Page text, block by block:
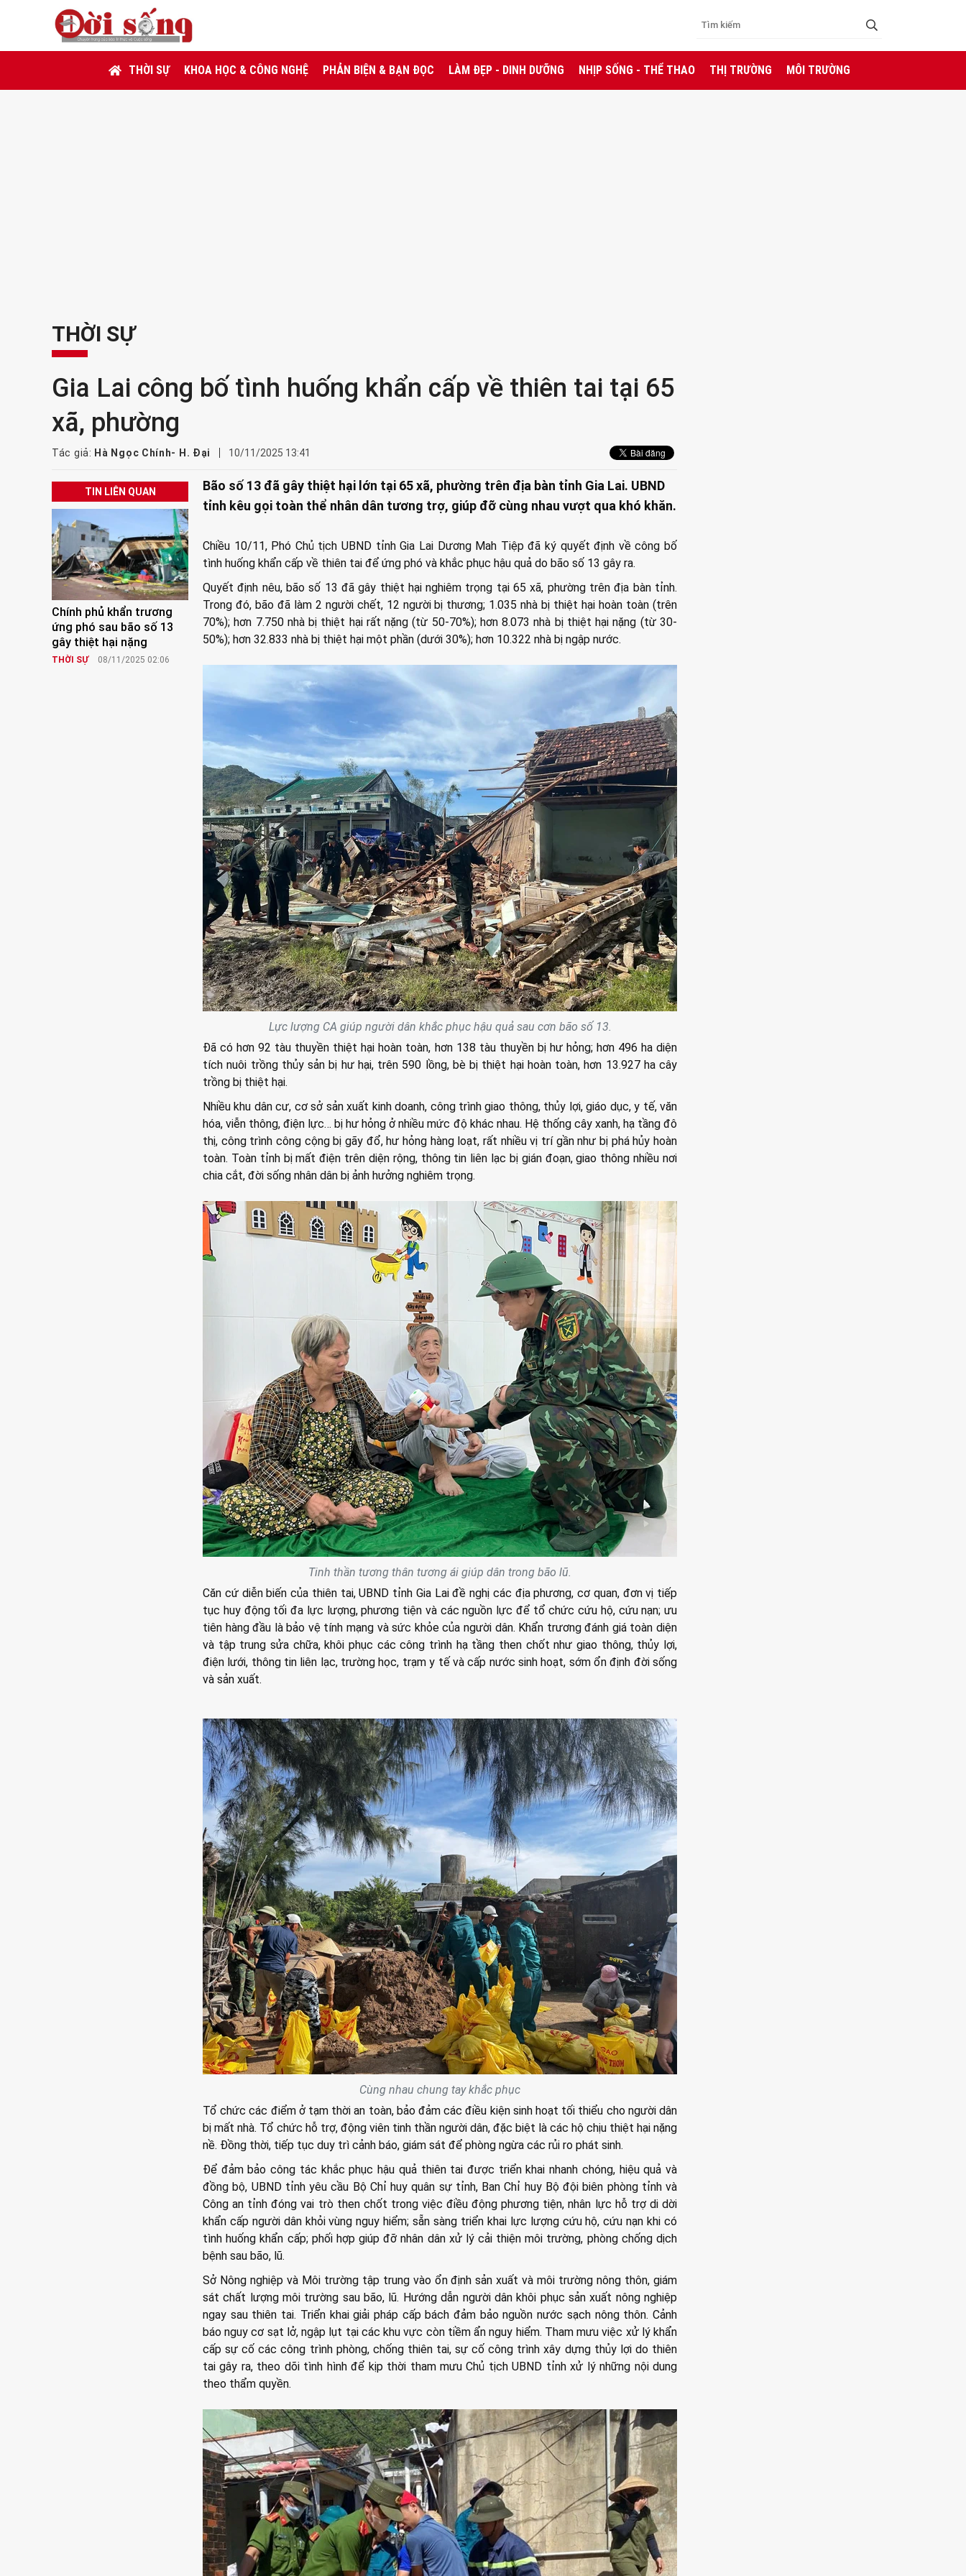
THỜI SỰ KHOA HỌC & CÔNG NGHỆ PHẢN BIỆN & BẠN ĐỌC LÀM ĐẸP - DINH DƯỠNG NHỊP SỐNG - THỂ THAO THỊ TRƯỜNG MÔI TRƯỜNG
THỜI SỰ
Gia Lai công bố tình huống khẩn cấp về thiên tai tại 65
xã, phường
Tác giả: Hà Ngọc Chính- H. Đại 10/11/2025 13:41
TIN LIÊN QUAN
Chính phủ khẩn trương
ứng phó sau bão số 13
gây thiệt hại nặng
THỜI SỰ 08/11/2025 02:06
Bão số 13 đã gây thiệt hại lớn tại 65 xã, phường trên địa bàn tỉnh Gia Lai. UBND
tỉnh kêu gọi toàn thể nhân dân tương trợ, giúp đỡ cùng nhau vượt qua khó khăn.
Chiều 10/11, Phó Chủ tịch UBND tỉnh Gia Lai Dương Mah Tiệp đã ký quyết định về công bố
tình huống khẩn cấp về thiên tai để ứng phó và khắc phục hậu quả do bão số 13 gây ra.
Quyết định nêu, bão số 13 đã gây thiệt hại nghiêm trọng tại 65 xã, phường trên địa bàn tỉnh.
Trong đó, bão đã làm 2 người chết, 12 người bị thương; 1.035 nhà bị thiệt hại hoàn toàn (trên
70%); hơn 7.750 nhà bị thiệt hại rất nặng (từ 50-70%); hơn 8.073 nhà bị thiệt hại nặng (từ 30-
50%); hơn 32.833 nhà bị thiệt hại một phần (dưới 30%); hơn 10.322 nhà bị ngập nước.
Lực lượng CA giúp người dân khắc phục hậu quả sau cơn bão số 13.
Đã có hơn 92 tàu thuyền thiệt hại hoàn toàn, hơn 138 tàu thuyền bị hư hỏng; hơn 496 ha diện
tích nuôi trồng thủy sản bị hư hại, trên 590 lồng, bè bị thiệt hại hoàn toàn, hơn 13.927 ha cây
trồng bị thiệt hại.
Nhiều khu dân cư, cơ sở sản xuất kinh doanh, công trình giao thông, thủy lợi, giáo dục, y tế, văn
hóa, viễn thông, điện lực… bị hư hỏng ở nhiều mức độ khác nhau. Hệ thống cây xanh, hạ tầng đô
thị, công trình công cộng bị gãy đổ, hư hỏng hàng loạt, rất nhiều vị trí gần như bị phá hủy hoàn
toàn. Toàn tỉnh bị mất điện trên diện rộng, thông tin liên lạc bị gián đoạn, giao thông nhiều nơi
chia cắt, đời sống nhân dân bị ảnh hưởng nghiêm trọng.
Tinh thần tương thân tương ái giúp dân trong bão lũ.
Căn cứ diễn biến của thiên tai, UBND tỉnh Gia Lai đề nghị các địa phương, cơ quan, đơn vị tiếp
tục huy động tối đa lực lượng, phương tiện và các nguồn lực để tổ chức cứu hộ, cứu nạn; ưu
tiên hàng đầu là bảo vệ tính mạng và sức khỏe của người dân. Khẩn trương đánh giá toàn diện
và tập trung sửa chữa, khôi phục các công trình hạ tầng then chốt như giao thông, thủy lợi,
điện lưới, thông tin liên lạc, trường học, trạm y tế và cấp nước sinh hoạt, sớm ổn định đời sống
và sản xuất.
Cùng nhau chung tay khắc phục
Tổ chức các điểm ở tạm thời an toàn, bảo đảm các điều kiện sinh hoạt tối thiểu cho người dân
bị mất nhà. Tổ chức hỗ trợ, động viên tinh thần người dân, đặc biệt là các hộ chịu thiệt hại nặng
nề. Đồng thời, tiếp tục duy trì cảnh báo, giám sát để phòng ngừa các rủi ro phát sinh.
Để đảm bảo công tác khắc phục hậu quả thiên tai được triển khai nhanh chóng, hiệu quả và
đồng bộ, UBND tỉnh yêu cầu Bộ Chỉ huy quân sự tỉnh, Ban Chỉ huy Bộ đội biên phòng tỉnh và
Công an tỉnh đóng vai trò then chốt trong việc điều động phương tiện, nhân lực hỗ trợ di dời
khẩn cấp người dân khỏi vùng nguy hiểm; sẵn sàng triển khai lực lượng cứu hộ, cứu nạn khi có
tình huống khẩn cấp; phối hợp giúp đỡ nhân dân xử lý cải thiện môi trường, phòng chống dịch
bệnh sau bão, lũ.
Sở Nông nghiệp và Môi trường tập trung vào ổn định sản xuất và môi trường nông thôn, giám
sát chất lượng môi trường sau bão, lũ. Hướng dẫn người dân khôi phục sản xuất nông nghiệp
ngay sau thiên tai. Triển khai giải pháp cấp bách đảm bảo nguồn nước sạch nông thôn. Cảnh
báo nguy cơ sạt lở, ngập lụt tại các khu vực còn tiềm ẩn nguy hiểm. Tham mưu việc xử lý khẩn
cấp sự cố các công trình phòng, chống thiên tai, sự cố công trình xây dựng thủy lợi do thiên
tai gây ra, theo dõi tình hình để kịp thời tham mưu Chủ tịch UBND tỉnh xử lý những nội dung
theo thẩm quyền.